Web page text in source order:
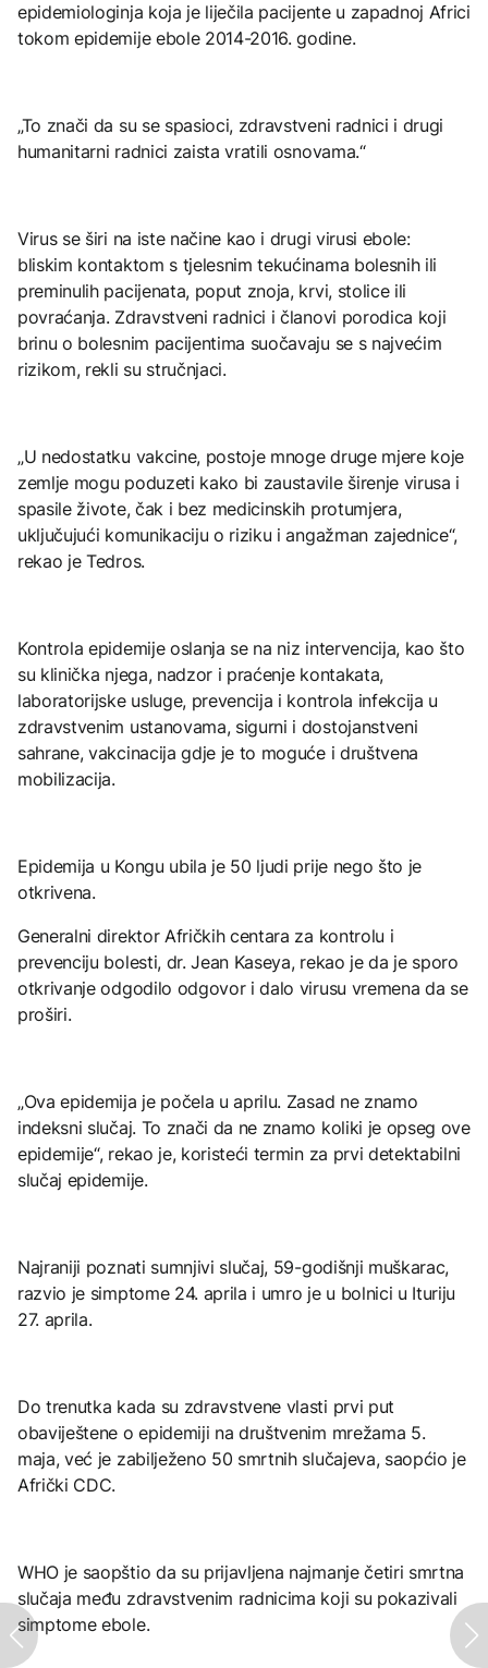
epidemiologinja koja je liječila pacijente u zapadnoj Africi
tokom epidemije ebole 2014-2016. godine.
„To znači da su se spasioci, zdravstveni radnici i drugi
humanitarni radnici zaista vratili osnovama.“
Virus se širi na iste načine kao i drugi virusi ebole:
bliskim kontaktom s tjelesnim tekućinama bolesnih ili
preminulih pacijenata, poput znoja, krvi, stolice ili
povraćanja. Zdravstveni radnici i članovi porodica koji
brinu o bolesnim pacijentima suočavaju se s najvećim
rizikom, rekli su stručnjaci.
„U nedostatku vakcine, postoje mnoge druge mjere koje
zemlje mogu poduzeti kako bi zaustavile širenje virusa i
spasile živote, čak i bez medicinskih protumjera,
uključujući komunikaciju o riziku i angažman zajednice“,
rekao je Tedros.
Kontrola epidemije oslanja se na niz intervencija, kao što
su klinička njega, nadzor i praćenje kontakata,
laboratorijske usluge, prevencija i kontrola infekcija u
zdravstvenim ustanovama, sigurni i dostojanstveni
sahrane, vakcinacija gdje je to moguće i društvena
mobilizacija.
Epidemija u Kongu ubila je 50 ljudi prije nego što je
otkrivena.
Generalni direktor Afričkih centara za kontrolu i
prevenciju bolesti, dr. Jean Kaseya, rekao je da je sporo
otkrivanje odgodilo odgovor i dalo virusu vremena da se
proširi.
„Ova epidemija je počela u aprilu. Zasad ne znamo
indeksni slučaj. To znači da ne znamo koliki je opseg ove
epidemije“, rekao je, koristeći termin za prvi detektabilni
slučaj epidemije.
Najraniji poznati sumnjivi slučaj, 59-godišnji muškarac,
razvio je simptome 24. aprila i umro je u bolnici u Ituriju
27. aprila.
Do trenutka kada su zdravstvene vlasti prvi put
obaviještene o epidemiji na društvenim mrežama 5.
maja, već je zabilježeno 50 smrtnih slučajeva, saopćio je
Afrički CDC.
WHO je saopštio da su prijavljena najmanje četiri smrtna
slučaja među zdravstvenim radnicima koji su pokazivali
simptome ebole.